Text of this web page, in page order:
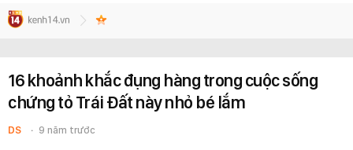
16 khoảnh khắc đụng hàng trong cuộc sống
chứng tỏ Trái Đất này nhỏ bé lắm
DS 9 năm trước